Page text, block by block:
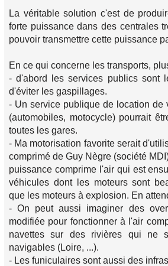
La véritable solution c'est de
forte puissance dans des centrales
pouvoir transmettre cette puissance
En ce qui concerne les transports,
- d'abord les services publics sont
d'éviter les gaspillages.
- Un service publique de location de
(automobiles, motocycle) pourrait
toutes les gares.
- Ma motorisation favorite serait
comprimé de Guy Nègre (société
puissance comprime l'air qui est
véhicules dont les moteurs sont
que les moteurs à explosion. En
- On peut aussi imaginer des
modifiée pour fonctionner à l'air
navettes sur des rivières qui ne
navigables (Loire, ...).
- Les funiculaires sont aussi des